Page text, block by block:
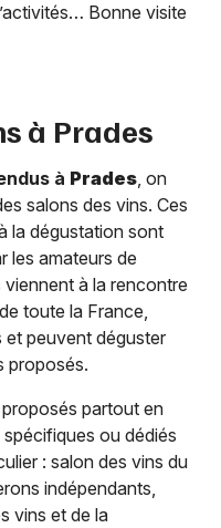
Bonne visite
à Prades
à Prades, on
salons des vins. Ces
la dégustation sont
les amateurs de
à la rencontre
toute la France,
et peuvent déguster
proposés.
partout en
ou dédiés
: salon des vins du
indépendants,
vins et de la